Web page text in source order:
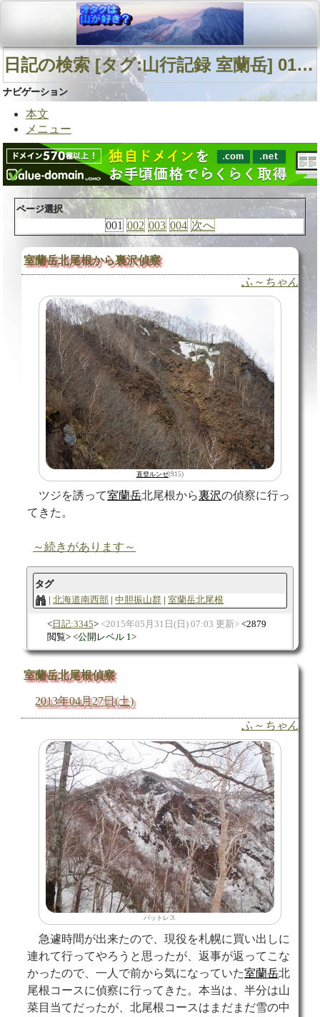
日記の検索 [タグ:山行記録 室蘭岳] 01～10(34件中)
ナビゲーション
本文
メニュー
ページ選択
001 002 003 004 次へ
室蘭岳北尾根から裏沢偵察
ふ～ちゃん
直登ルンゼ(915)
ツジを誘って室蘭岳北尾根から裏沢の偵察に行っ
てきた。
～続きがあります～
タグ
北海道南西部
中胆振山群 室蘭岳北尾根
日記:3345 2015年05月31日(日) 07:03 更新
2879
閲覧
公開レベル 1
室蘭岳北尾根偵察
2013年04月27日(土)
ふ～ちゃん
バットレス
急遽時間が出来たので、現役を札幌に買い出しに
連れて行ってやろうと思ったが、返事が返ってこな
かったので、一人で前から気になっていた室蘭岳北
尾根コースに偵察に行ってきた。本当は、半分は山
菜目当てだったが、北尾根コースはまだまだ雪の中